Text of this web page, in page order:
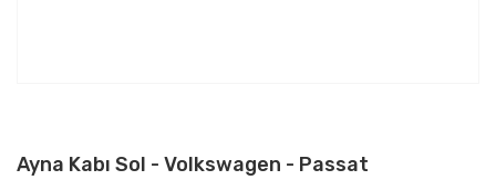
Ayna Kabı Sol - Volkswagen - Passat